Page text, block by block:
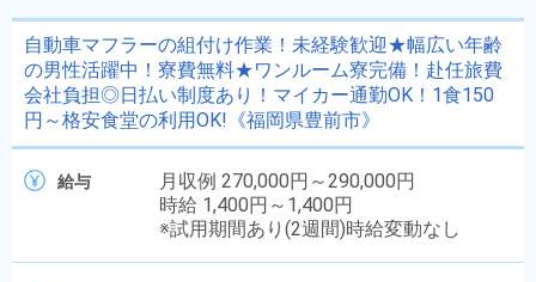
自動車マフラーの組付け作業！未経験歓迎★幅広い年齢
の男性活躍中！寮費無料★ワンルーム寮完備！赴任旅費
会社負担◎日払い制度あり！マイカー通勤OK！1食150
円～格安食堂の利用OK!《福岡県豊前市》
給与
月収例 270,000円～290,000円
時給 1,400円～1,400円
※試用期間あり(2週間)時給変動なし